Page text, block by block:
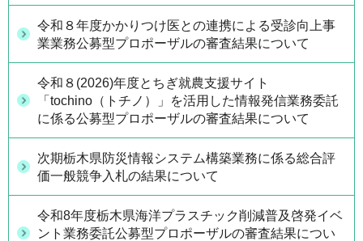
令和８年度かかりつけ医との連携による受診向上事
業業務公募型プロポーザルの審査結果について
令和８(2026)年度とちぎ就農支援サイト
「tochino（トチノ）」を活用した情報発信業務委託
に係る公募型プロポーザルの審査結果について
次期栃木県防災情報システム構築業務に係る総合評
価一般競争入札の結果について
令和8年度栃木県海洋プラスチック削減普及啓発イベ
ント業務委託公募型プロポーザルの審査結果につい